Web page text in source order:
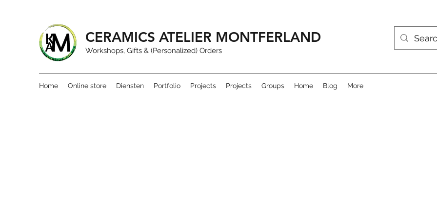
CERAMICS ATELIER MONTFERLAND
Workshops, Gifts & (Personalized) Orders
Home Online store Diensten Portfolio Projects Projects Groups Home Blog More